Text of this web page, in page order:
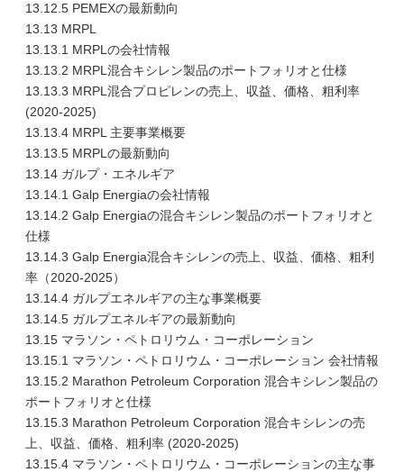
13.12.5 PEMEXの最新動向
13.13 MRPL
13.13.1 MRPLの会社情報
13.13.2 MRPL混合キシレン製品のポートフォリオと仕様
13.13.3 MRPL混合プロピレンの売上、収益、価格、粗利率
(2020-2025)
13.13.4 MRPL 主要事業概要
13.13.5 MRPLの最新動向
13.14 ガルプ・エネルギア
13.14.1 Galp Energiaの会社情報
13.14.2 Galp Energiaの混合キシレン製品のポートフォリオと
仕様
13.14.3 Galp Energia混合キシレンの売上、収益、価格、粗利
率（2020-2025）
13.14.4 ガルプエネルギアの主な事業概要
13.14.5 ガルプエネルギアの最新動向
13.15 マラソン・ペトロリウム・コーポレーション
13.15.1 マラソン・ペトロリウム・コーポレーション 会社情報
13.15.2 Marathon Petroleum Corporation 混合キシレン製品の
ポートフォリオと仕様
13.15.3 Marathon Petroleum Corporation 混合キシレンの売
上、収益、価格、粗利率 (2020-2025)
13.15.4 マラソン・ペトロリウム・コーポレーションの主な事